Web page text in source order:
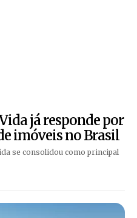
já responde por
imóveis no Brasil
se consolidou como principal